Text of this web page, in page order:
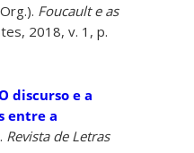
Foucault e as
2018, v. 1, p.
discurso e a
entre a
. Revista de Letras